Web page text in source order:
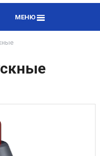
МЕНЮ